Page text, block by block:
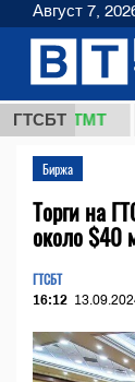
ГТСБТ
ТМТ
Биржа
Торги на
около $40
ГТСБТ
16:12
Август 7,